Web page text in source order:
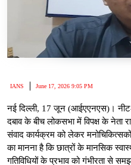
IANS June 17, 2026 9:05 PM
नई दिल्ली, 17 जून (आईएएनएस)। नीट-
दबाव के बीच लोकसभा में विपक्ष के नेता
संवाद कार्यक्रम को लेकर मनोचिकित्सकों
का मानना है कि छात्रों के मानसिक
गतिविधियों के प्रभाव को गंभीरता से